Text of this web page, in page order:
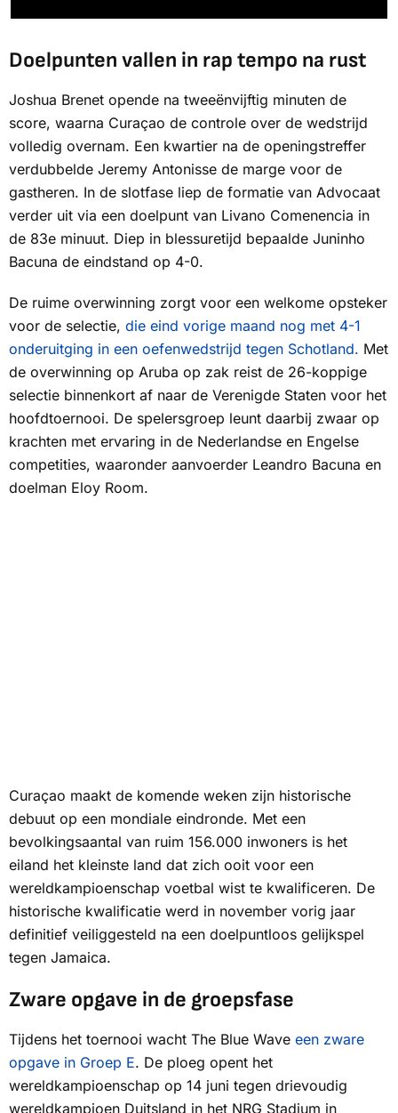
Doelpunten vallen in rap tempo na rust
Joshua Brenet opende na tweeënvijftig minuten de
score, waarna Curaçao de controle over de wedstrijd
volledig overnam. Een kwartier na de openingstreffer
verdubbelde Jeremy Antonisse de marge voor de
gastheren. In de slotfase liep de formatie van Advocaat
verder uit via een doelpunt van Livano Comenencia in
de 83e minuut. Diep in blessuretijd bepaalde Juninho
Bacuna de eindstand op 4-0.
De ruime overwinning zorgt voor een welkome opsteker
voor de selectie, die eind vorige maand nog met 4-1
onderuitging in een oefenwedstrijd tegen Schotland. Met
de overwinning op Aruba op zak reist de 26-koppige
selectie binnenkort af naar de Verenigde Staten voor het
hoofdtoernooi. De spelersgroep leunt daarbij zwaar op
krachten met ervaring in de Nederlandse en Engelse
competities, waaronder aanvoerder Leandro Bacuna en
doelman Eloy Room.
Curaçao maakt de komende weken zijn historische
debuut op een mondiale eindronde. Met een
bevolkingsaantal van ruim 156.000 inwoners is het
eiland het kleinste land dat zich ooit voor een
wereldkampioenschap voetbal wist te kwalificeren. De
historische kwalificatie werd in november vorig jaar
definitief veiliggesteld na een doelpuntloos gelijkspel
tegen Jamaica.
Zware opgave in de groepsfase
Tijdens het toernooi wacht The Blue Wave een zware
opgave in Groep E. De ploeg opent het
wereldkampioenschap op 14 juni tegen drievoudig
wereldkampioen Duitsland in het NRG Stadium in